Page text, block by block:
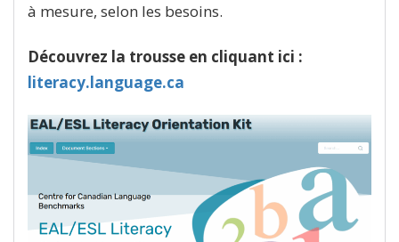
à mesure, selon les besoins.
Découvrez la trousse en cliquant ici :
literacy.language.ca